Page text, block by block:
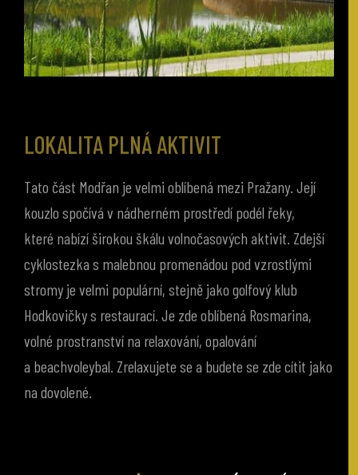
kouzlo spočívá v nádherném prostředí podél řeky,
které nabízí širokou škálu volnočasových aktivit. Zdejší
cyklostezka s malebnou promenádou pod vzrostlými
stromy je velmi populární, stejně jako golfový klub
Hodkovičky s restaurací. Je zde oblíbená Rosmarina,
volné prostranství na relaxování, opalování
a beachvoleybal. Zrelaxujete se a budete se zde cítit jako
na dovolené.